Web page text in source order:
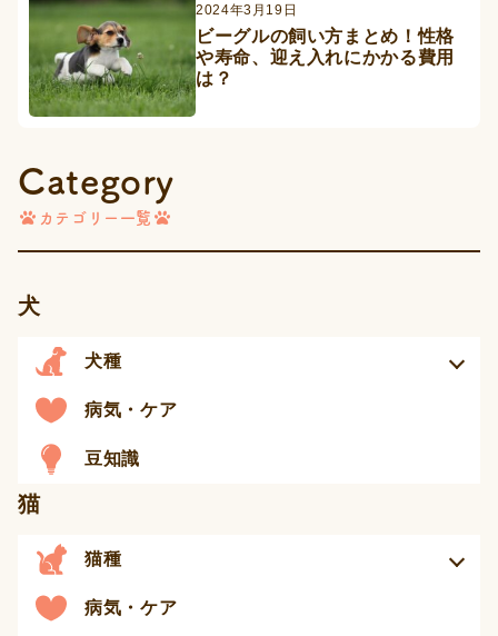
2024年3月19日
ビーグルの飼い方まとめ！性格
や寿命、迎え入れにかかる費用
は？
Category
カテゴリー一覧
犬
犬種
病気・ケア
豆知識
猫
猫種
病気・ケア